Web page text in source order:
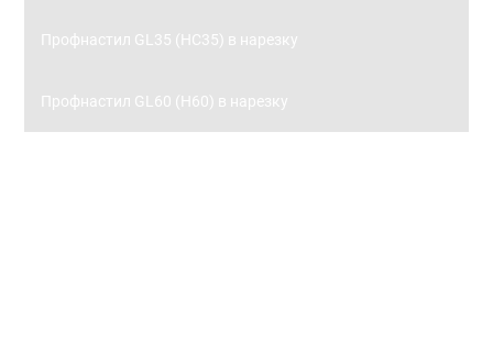
Профнастил GL35 (НС35) в нарезку
Профнастил GL60 (Н60) в нарезку